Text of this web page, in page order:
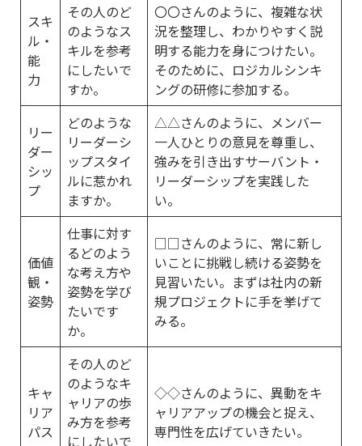
スキ
ル・
能
力
その人のど
のようなス
キルを参考
にしたいで
すか。
〇〇さんのように、複雑な状
況を整理し、わかりやすく説
明する能力を身につけたい。
そのために、ロジカルシンキ
ングの研修に参加する。
リー
ダー
シッ
プ
どのような
リーダーシ
ップスタイ
ルに惹かれ
ますか。
△△さんのように、メンバー
一人ひとりの意見を尊重し、
強みを引き出すサーバント・
リーダーシップを実践した
い。
価値
観・
姿勢
仕事に対す
るどのよう
な考え方や
姿勢を学び
たいです
か。
□□さんのように、常に新し
いことに挑戦し続ける姿勢を
見習いたい。まずは社内の新
規プロジェクトに手を挙げて
みる。
キャ
リア
パス
その人のど
のようなキ
ャリアの歩
み方を参考
にしたいで
◇◇さんのように、異動をキ
ャリアアップの機会と捉え、
専門性を広げていきたい。